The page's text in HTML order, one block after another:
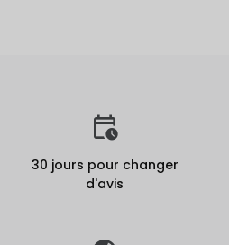
30 jours pour changer
d'avis